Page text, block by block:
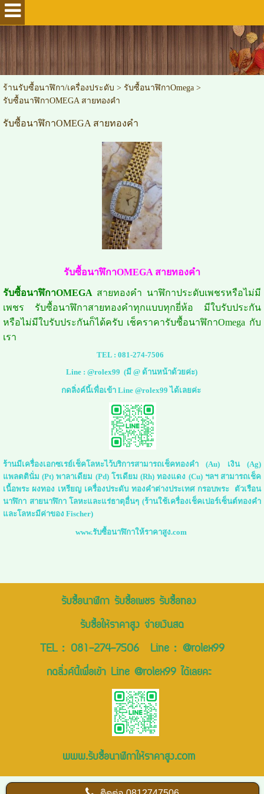
ร้านรับซื้อนาฬิกา/เครื่องประดับ > รับซื้อนาฬิกาOmega>
รับซื้อนาฬิกาOMEGA สายทองคำ
รับซื้อนาฬิกาOMEGA สายทองคำ
รับซื้อนาฬิกาOMEGA สายทองคำ
รับซื้อนาฬิกาOMEGA สายทองคำ นาฬิกาประดับเพชรหรือไม่มี
เพชร รับซื้อนาฬิกาสายทองคำทุกแบบทุกยี่ห้อ มีใบรับประกัน
หรือไม่มีใบรับประกันก็ได้ครับ เช็คราคารับซื้อนาฬิกาOmega กับ
เรา
TEL : 081-274-7506
Line :@rolex99 (มี @ ด้านหน้าด้วยค่ะ)
กดลิ่งค์นี้เพื่อเข้า Line @rolex99 ได้เลยค่ะ
ร้านมีเครื่องเอกซเรย์เช็คโลหะไว้บริการสามารถเช็คทองคำ (Au) เงิน (Ag)
แพลตตินั่ม (Pt) พาลาเดียม (Pd) โรเดียม (Rh) ทองแดง (Cu) ฯลฯ สามารถเช็ค
เนื้อพระ ผงทอง เหรียญ เครื่องประดับ ทองคำต่างประเทศ กรอบพระ ตัวเรือน
นาฬิกา สายนาฬิกา โลหะและแร่ธาตุอื่นๆ (ร้านใช้เครื่องเช็คเปอร์เซ็นต์ทองคำ
และโลหะมีค่าของ Fischer)
www.รับซื้อนาฬิกาให้ราคาสูง.com
รับซื้อนาฬิกา รับซื้อเพชร รับซื้อทอง
รับซื้อให้ราคาสูง จ่ายเงินสด
TEL : 081-274-7506Line : @rolex99
กดลิ่งค์นี้เพื่อเข้า Line @rolex99 ได้เลยคะ
www.รับซื้อนาฬิกาให้ราคาสูง.com